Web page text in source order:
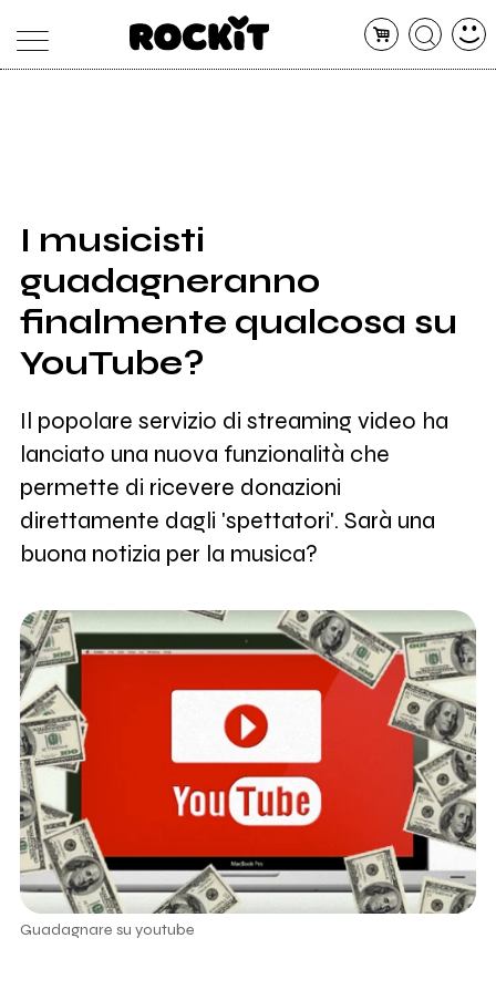
SHOP
RADIO
I musicisti
guadagneranno
finalmente qualcosa su
YouTube?
Il popolare servizio di streaming video ha
lanciato una nuova funzionalità che
permette di ricevere donazioni
direttamente dagli 'spettatori'. Sarà una
buona notizia per la musica?
Guadagnare su youtube